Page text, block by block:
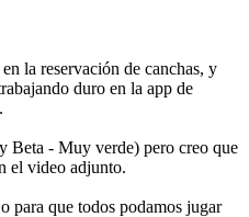
la reservación de canchas, y
duro en la app de
Beta - Muy verde) pero creo que
el video adjunto.
para que todos podamos jugar